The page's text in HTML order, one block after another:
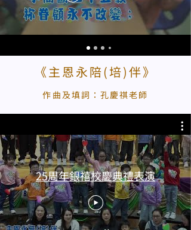
《主恩永陪(培)伴》
作曲及填詞：孔慶祺老師
25周年銀禧校慶典禮表演